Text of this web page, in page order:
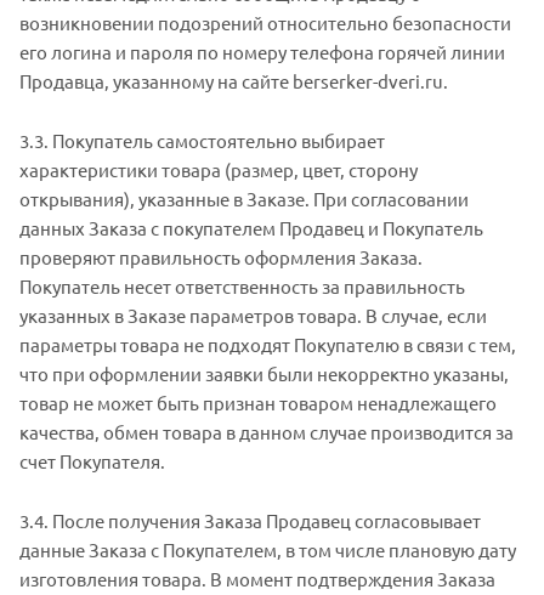
возникновении подозрений относительно безопасности
его логина и пароля по номеру телефона горячей линии
Продавца, указанному на сайте berserker-dveri.ru.
3.3. Покупатель самостоятельно выбирает
характеристики товара (размер, цвет, сторону
открывания), указанные в Заказе. При согласовании
данных Заказа с покупателем Продавец и Покупатель
проверяют правильность оформления Заказа.
Покупатель несет ответственность за правильность
указанных в Заказе параметров товара. В случае, если
параметры товара не подходят Покупателю в связи с тем,
что при оформлении заявки были некорректно указаны,
товар не может быть признан товаром ненадлежащего
качества, обмен товара в данном случае производится за
счет Покупателя.
3.4. После получения Заказа Продавец согласовывает
данные Заказа с Покупателем, в том числе плановую дату
изготовления товара. В момент подтверждения Заказа